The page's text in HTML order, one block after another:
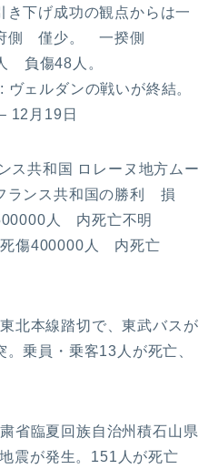
き下げ成功の観点からは一
側 僅少。 一揆側
負傷48人。
ェルダンの戦いが終結。
12月19日
ス共和国 ロレーヌ地方ムー
ランス共和国の勝利 損
人 内死亡不明
傷400000人 内死亡
北本線踏切で、東武バスが
。乗員・乗客13人が死亡、
省臨夏回族自治州積石山県
震が発生。151人が死亡